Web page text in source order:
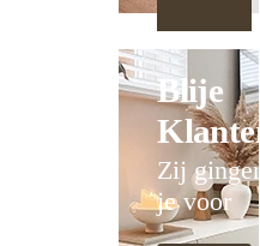
Blije
Klanten
Zij gingen
je voor